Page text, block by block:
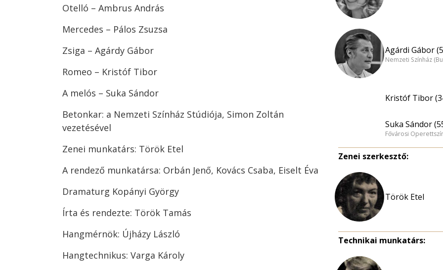
Otelló – Ambrus András
Mercedes – Pálos Zsuzsa
Zsiga – Agárdy Gábor
Romeo – Kristóf Tibor
A melós – Suka Sándor
Betonkar: a Nemzeti Színház Stúdiója, Simon Zoltán
vezetésével
Zenei munkatárs: Török Etel
A rendező munkatársa: Orbán Jenő, Kovács Csaba, Eiselt Éva
Dramaturg Kopányi György
Írta és rendezte: Török Tamás
Hangmérnök: Újházy László
Hangtechnikus: Varga Károly
Agárdi Gábor
Nemzeti Színház
Kristóf Tibor
Suka Sándor
Fővárosi
Zenei szerkesztő:
Török Etel
Technikai munkatárs: